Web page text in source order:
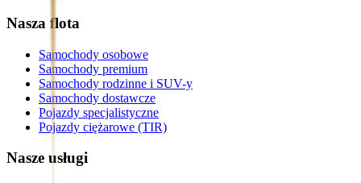
Nasza flota
Samochody osobowe
Samochody premium
Samochody rodzinne i SUV-y
Samochody dostawcze
Pojazdy specjalistyczne
Pojazdy ciężarowe (TIR)
Nasze usługi